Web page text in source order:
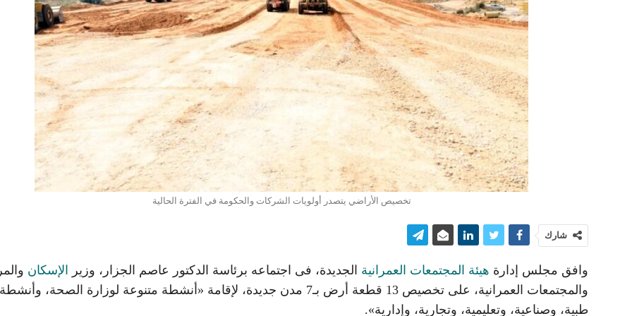
تخصيص الأراضي يتصدر أولويات الشركات والحكومة في الفترة الحالية
شارك
وافق مجلس إدارة هيئة المجتمعات العمرانية الجديدة، فى اجتماعه برئاسة الدكتور عاصم الجزار، وزير الإسكان
والمجتمعات العمرانية، على تخصيص 13 قطعة أرض بـ7 مدن جديدة، لإقامة «أنشطة متنوعة لوزارة الصحة، وأنشطة
طبية، وصناعية، وتعليمية، وتجارية، وإدارية».